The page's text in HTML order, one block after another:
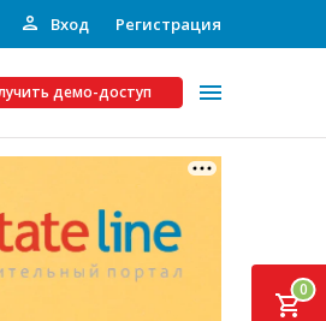
Вход Регистрация
демо-доступ
0